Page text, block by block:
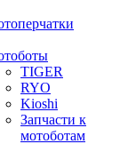
TIGER
RYO
Kioshi
Запчасти к
мотоботам